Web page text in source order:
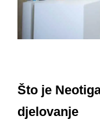
Što je
djelovanje